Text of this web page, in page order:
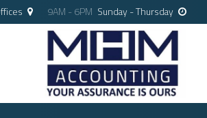
Sunday - Thursday
9AM - 6PM